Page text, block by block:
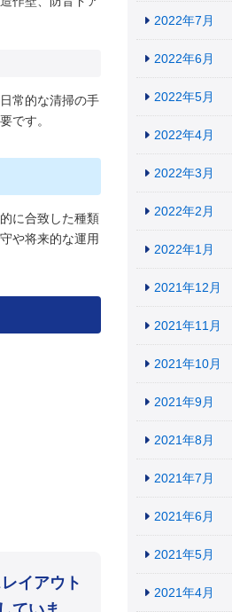
常的な清掃の手
です。
に合致した種類
や将来的な運用
イアウト
2022年7月
2022年6月
2022年5月
2022年4月
2022年3月
2022年2月
2022年1月
2021年12月
2021年11月
2021年10月
2021年9月
2021年8月
2021年7月
2021年6月
2021年5月
2021年4月